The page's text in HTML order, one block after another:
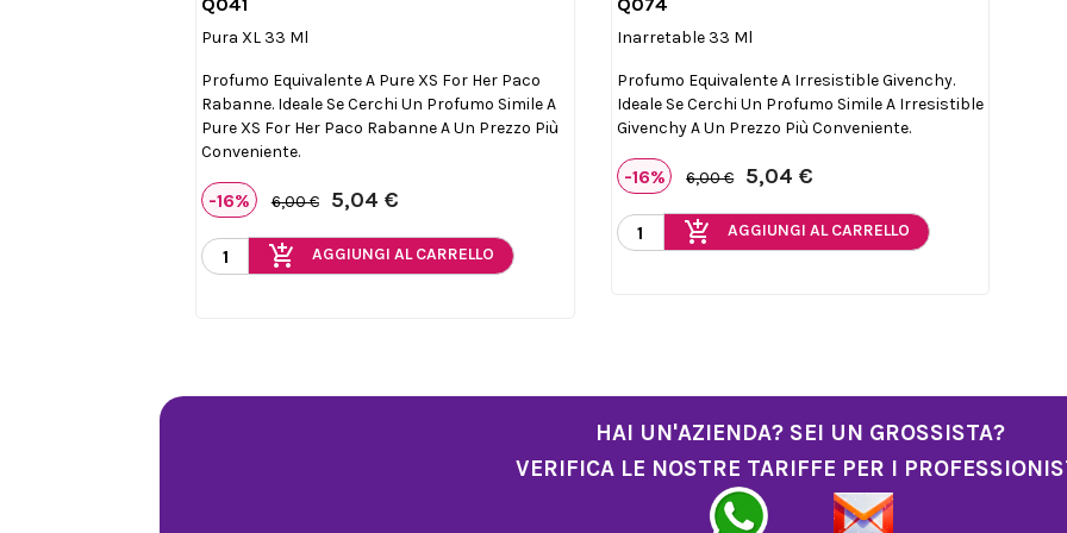
Q041
Pura XL 33 Ml
Profumo Equivalente A Pure XS For Her Paco
Rabanne. Ideale Se Cerchi Un Profumo Simile A
Pure XS For Her Paco Rabanne A Un Prezzo Più
Conveniente.
-16% 6,00 € 5,04 €
add_shopping_cart AGGIUNGI AL CARRELLO
Q074
Inarretable 33 Ml
Profumo Equivalente A Irresistible Givenchy.
Ideale Se Cerchi Un Profumo Simile A Irresistible
Givenchy A Un Prezzo Più Conveniente.
-16% 6,00 € 5,04 €
add_shopping_cart AGGIUNGI AL CARRELLO
HAI UN'AZIENDA? SEI UN GROSSISTA?
VERIFICA LE NOSTRE TARIFFE PER I